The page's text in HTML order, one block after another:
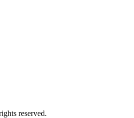
reserved.